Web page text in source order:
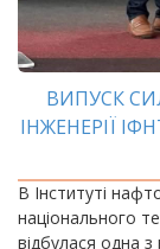
ВИПУСК
ІНЖЕНЕРІЇ
В Інституті
національного
відбулася одна з